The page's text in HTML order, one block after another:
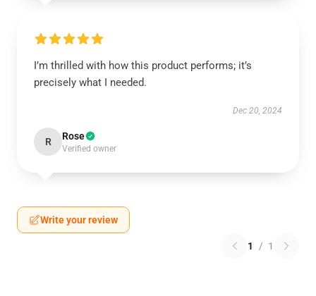
I’m thrilled with how this product performs; it’s
precisely what I needed.
Dec 20, 2024
R Rose
Verified owner
Write your review
1 / 1